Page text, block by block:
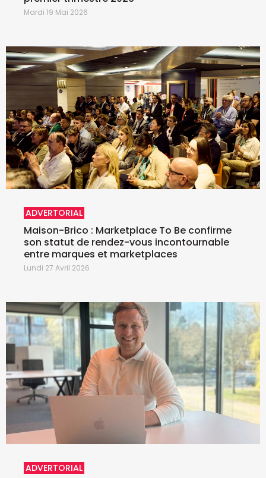
Mardi 19 Mai 2026
ADVERTORIAL
Maison-Brico : Marketplace To Be confirme
son statut de rendez-vous incontournable
entre marques et marketplaces
Lundi 27 Avril 2026
ADVERTORIAL